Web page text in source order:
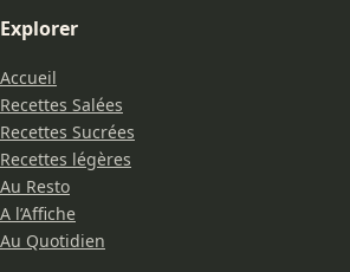
Explorer
Accueil
Recettes Salées
Recettes Sucrées
Recettes légères
Au Resto
A l’Affiche
Au Quotidien